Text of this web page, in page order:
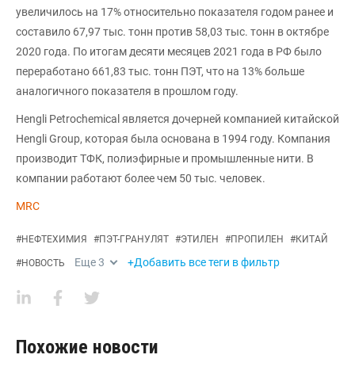
увеличилось на 17% относительно показателя годом ранее и
составило 67,97 тыс. тонн против 58,03 тыс. тонн в октябре
2020 года. По итогам десяти месяцев 2021 года в РФ было
переработано 661,83 тыс. тонн ПЭТ, что на 13% больше
аналогичного показателя в прошлом году.
Hengli Petrochemical является дочерней компанией китайской
Hengli Group, которая была основана в 1994 году. Компания
производит ТФК, полиэфирные и промышленные нити. В
компании работают более чем 50 тыс. человек.
MRC
#НЕФТЕХИМИЯ #ПЭТ-ГРАНУЛЯТ #ЭТИЛЕН #ПРОПИЛЕН #КИТАЙ
#НОВОСТЬ Еще3 +Добавить все теги в фильтр
Похожие новости